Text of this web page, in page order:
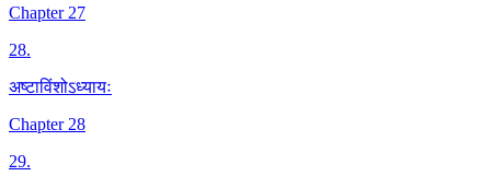
Chapter 27
28.
अष्टाविंशोऽध्यायः
Chapter 28
29.